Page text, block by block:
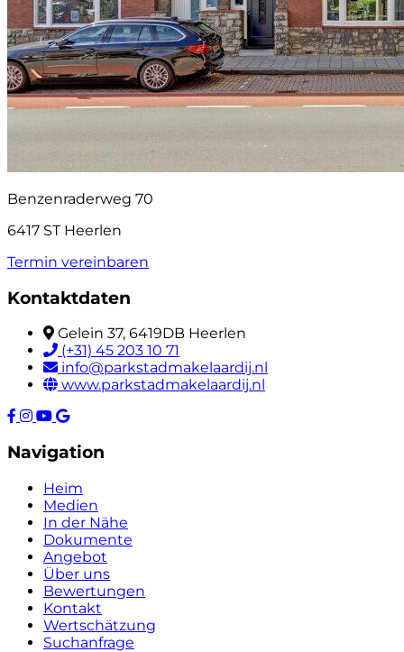
Benzenraderweg 70
6417 ST Heerlen
Termin vereinbaren
Kontaktdaten
Gelein 37, 6419DB Heerlen
(+31) 45 203 10 71
info@parkstadmakelaardij.nl
www.parkstadmakelaardij.nl
Navigation
Heim
Medien
In der Nähe
Dokumente
Angebot
Über uns
Bewertungen
Kontakt
Wertschätzung
Suchanfrage